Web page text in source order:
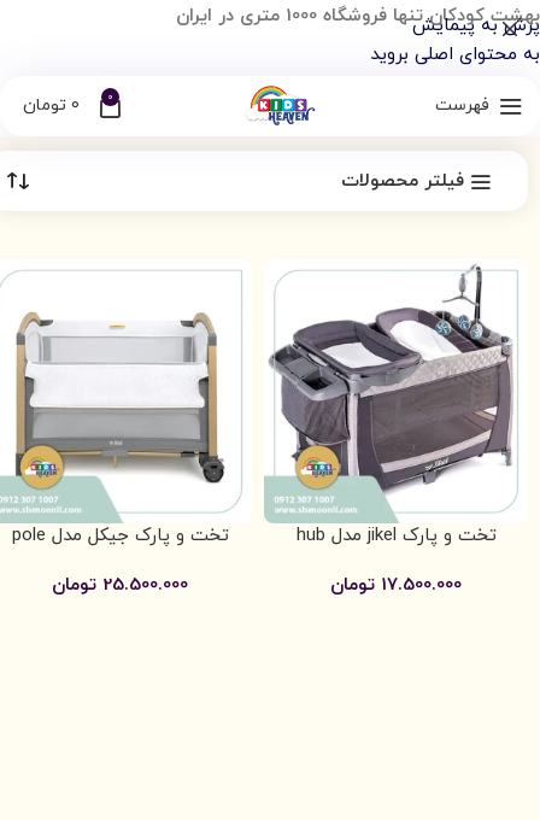
پرش به پیمایش
به محتوای اصلی بروید
فهرست 0
0 تومان
فیلتر محصولات
تخت و پارک jikel مدل hub
17.500.000 تومان
تخت و‌ پارک جیکل مدل pole
25.500.000 تومان
بهشت کودکان تنها فروشگاه 1000 متری در ایران